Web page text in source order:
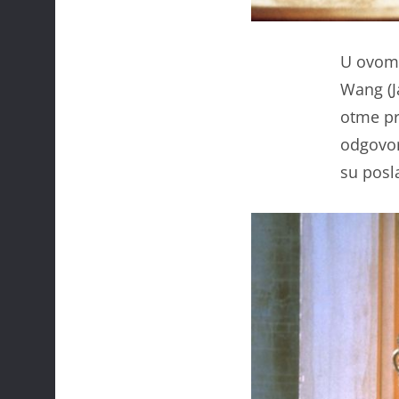
U
Wang
otme
su